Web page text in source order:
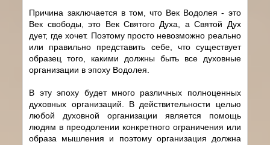
Причина заключается в том, что Век Водолея - это
Век свободы, это Век Святого Духа, а Святой Дух
дует, где хочет. Поэтому просто невозможно реально
или правильно представить себе, что существует
образец того, какими должны быть все духовные
организации в эпоху Водолея.
В эту эпоху будет много различных полноценных
духовных организаций. В действительности целью
любой духовной организации является помощь
людям в преодолении конкретного ограничения или
образа мышления и поэтому организация должна